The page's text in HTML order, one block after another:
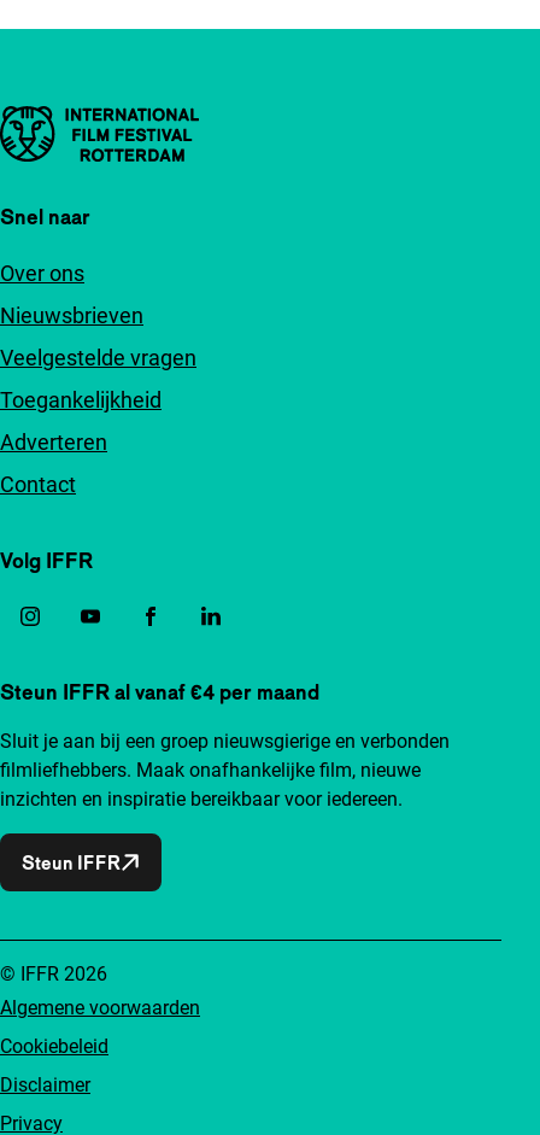
Belangrijke links
Snel naar
Over ons
Nieuwsbrieven
Veelgestelde vragen
Toegankelijkheid
Adverteren
Contact
Volg IFFR
Steun IFFR al vanaf €4 per maand
Sluit je aan bij een groep nieuwsgierige en verbonden
filmliefhebbers. Maak onafhankelijke film, nieuwe
inzichten en inspiratie bereikbaar voor iedereen.
Steun IFFR
Algemene voorwaarden
Cookiebeleid
Disclaimer
Privacy
© IFFR 2026